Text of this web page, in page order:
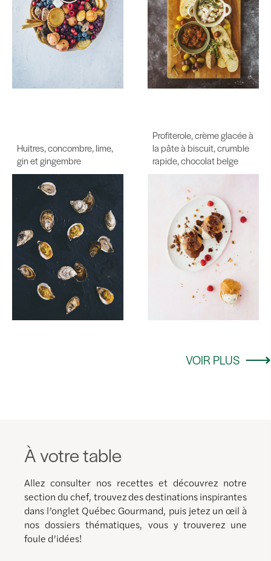
Huitres, concombre, lime,
gin et gingembre
Profiterole, crème glacée à
la pâte à biscuit, crumble
rapide, chocolat belge
VOIR PLUS
À votre table
Allez consulter nos recettes et découvrez notre
section du chef, trouvez des destinations inspirantes
dans l’onglet Québec Gourmand, puis jetez un œil à
nos dossiers thématiques, vous y trouverez une
foule d’idées!